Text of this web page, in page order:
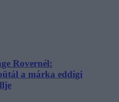
Rovernél:
a márka eddigi